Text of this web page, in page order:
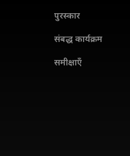
पुरस्कार
संबद्ध कार्यक्रम
समीक्षाएँ